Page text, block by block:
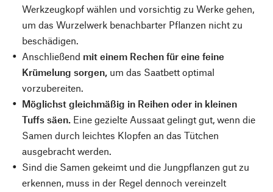
Werkzeugkopf wählen und vorsichtig zu Werke gehen,
um das Wurzelwerk benachbarter Pflanzen nicht zu
beschädigen.
Anschließend mit einem Rechen für eine feine
Krümelung sorgen, um das Saatbett optimal
vorzubereiten.
Möglichst gleichmäßig in Reihen oder in kleinen
Tuffs säen. Eine gezielte Aussaat gelingt gut, wenn die
Samen durch leichtes Klopfen an das Tütchen
ausgebracht werden.
Sind die Samen gekeimt und die Jungpflanzen gut zu
erkennen, muss in der Regel dennoch vereinzelt